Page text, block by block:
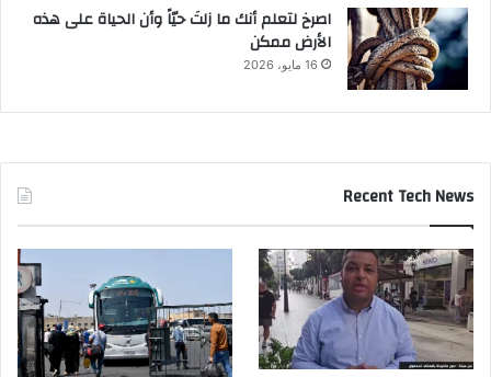
‫اصرخ لتعلم أنك ما زلتَ حيّاً وأن الحياة على هذه
الأرض ممكن
16 مايو، 2026
Recent Tech News